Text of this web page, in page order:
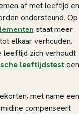
af met leeftijd en
ondersteund. Op
staat meer
elkaar verhouden.
leeftijd zich verhoudt
leeftijdstesteen
met name een
compenseert